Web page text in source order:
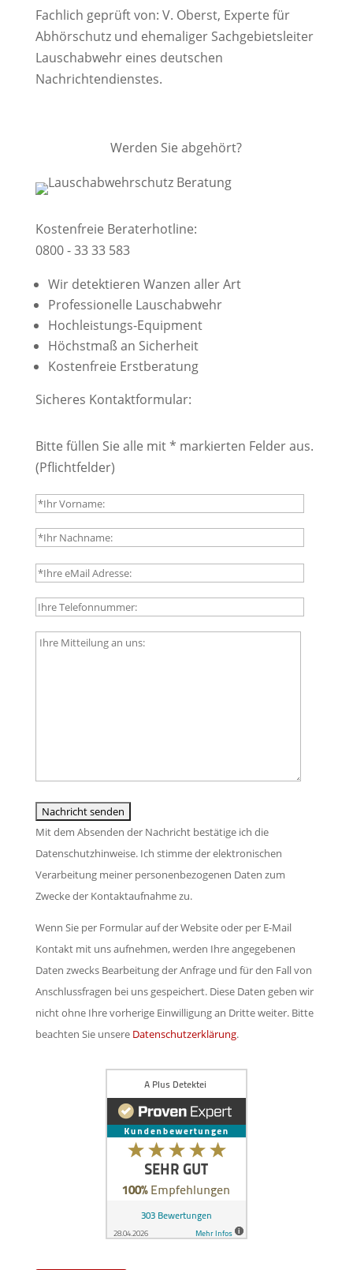
Fachlich geprüft von: V. Oberst, Experte für
Abhörschutz und ehemaliger Sachgebietsleiter
Lauschabwehr eines deutschen
Nachrichtendienstes.
Werden Sie abgehört?
Kostenfreie Beraterhotline:
0800 - 33 33 583
Wir detektieren Wanzen aller Art
Professionelle Lauschabwehr
Hochleistungs-Equipment
Höchstmaß an Sicherheit
Kostenfreie Erstberatung
Sicheres Kontaktformular:
Bitte füllen Sie alle mit * markierten Felder aus.
(Pflichtfelder)
B
t
t
e
l
a
s
s
e
s
l
e
e
r
.
B
t
t
d
i
e
s
e
s
e
l
d
l
e
e
B
e
d
i
e
Mit dem Absenden der Nachricht bestätige ich die
Datenschutzhinweise. Ich stimme der elektronischen
Verarbeitung meiner personenbezogenen Daten zum
Zwecke der Kontaktaufnahme zu.
Wenn Sie per Formular auf der Website oder per E-Mail
Kontakt mit uns aufnehmen, werden Ihre angegebenen
Daten zwecks Bearbeitung der Anfrage und für den Fall von
Anschlussfragen bei uns gespeichert. Diese Daten geben wir
nicht ohne Ihre vorherige Einwilligung an Dritte weiter. Bitte
beachten Sie unsere Datenschutzerklärung.